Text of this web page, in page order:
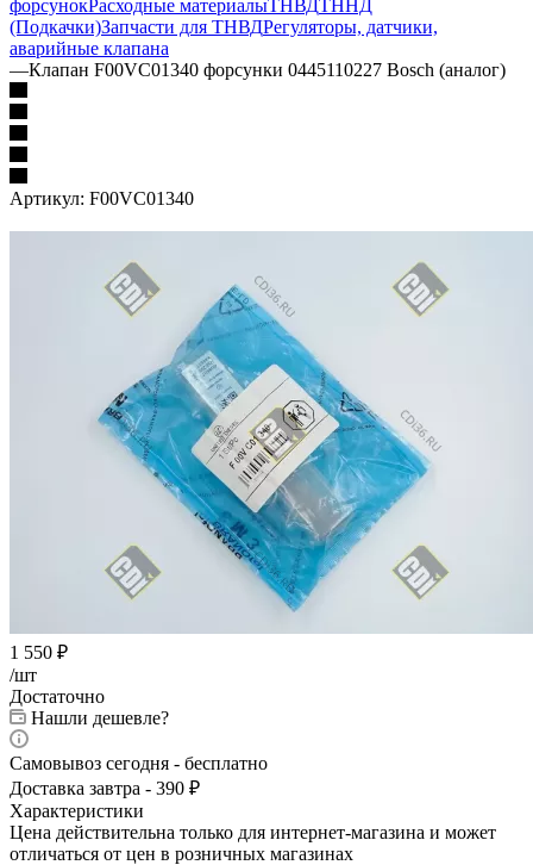
форсунокРасходные материалыТНВД ТННД
(Подкачки)Запчасти для ТНВДРегуляторы, датчики,
аварийные клапана
—Клапан F00VC01340 форсунки 0445110227 Bosch (аналог)
Артикул: F00VC01340
1 550 ₽
/шт
Достаточно
Нашли дешевле?
Самовывоз сегодня - бесплатно
Доставка завтра - 390 ₽
Характеристики
Цена действительна только для интернет-магазина и может
отличаться от цен в розничных магазинах